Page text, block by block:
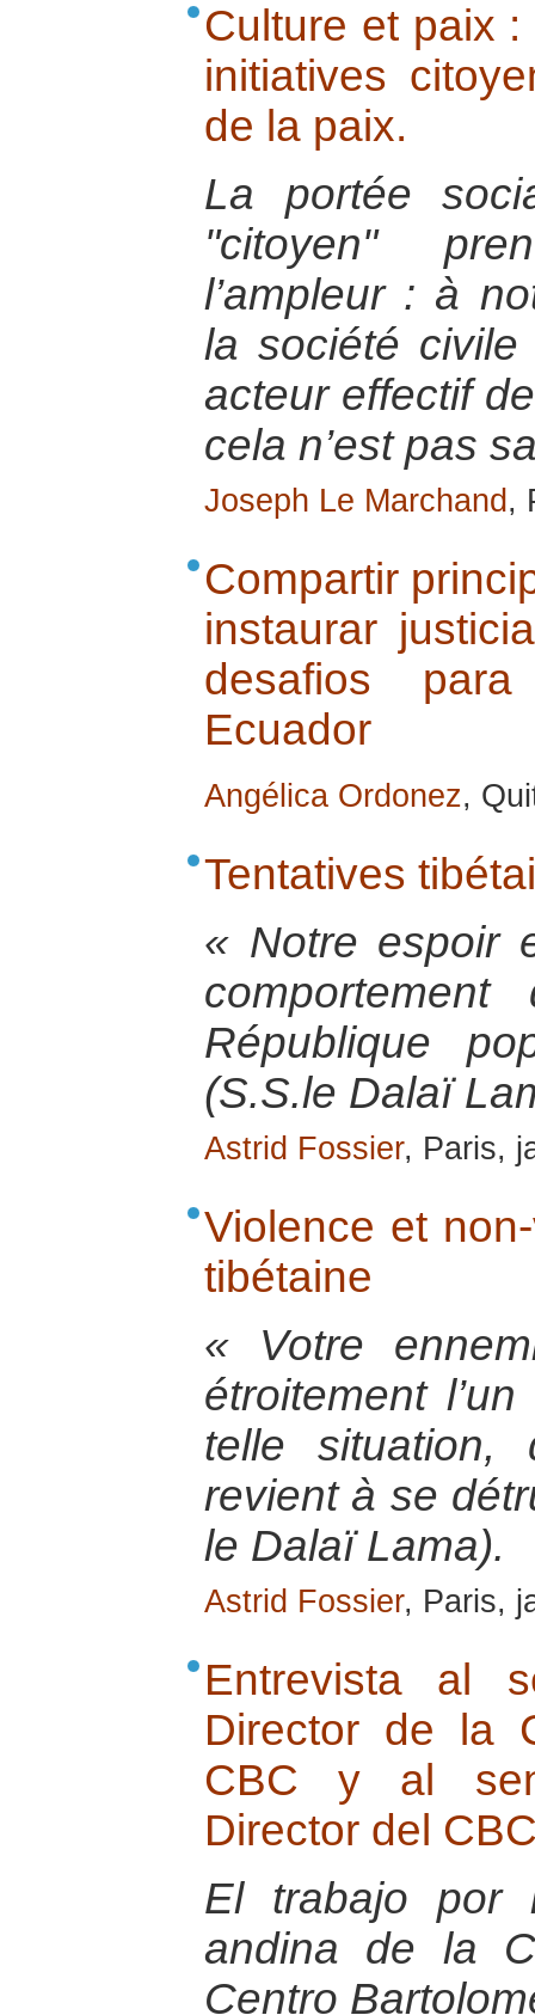
Culture et paix
initiatives
de la paix.
La portée
"citoyen"
l’ampleur : à
la société
acteur effectif
cela n’est pas
Joseph Le Marchand ,
Compartir
instaurar
desafios
Ecuador
Angélica Ordonez,
Tentatives
« Notre espoir
République
(S.S.le Dalaï
Astrid Fossier, Paris,
Violence et
tibétaine
« Votre
étroitement
telle situation,
revient à se
le Dalaï Lama).
Astrid Fossier, Paris,
Entrevista al
Director de la
CBC y al
Director del
El trabajo por
andina de la
Centro